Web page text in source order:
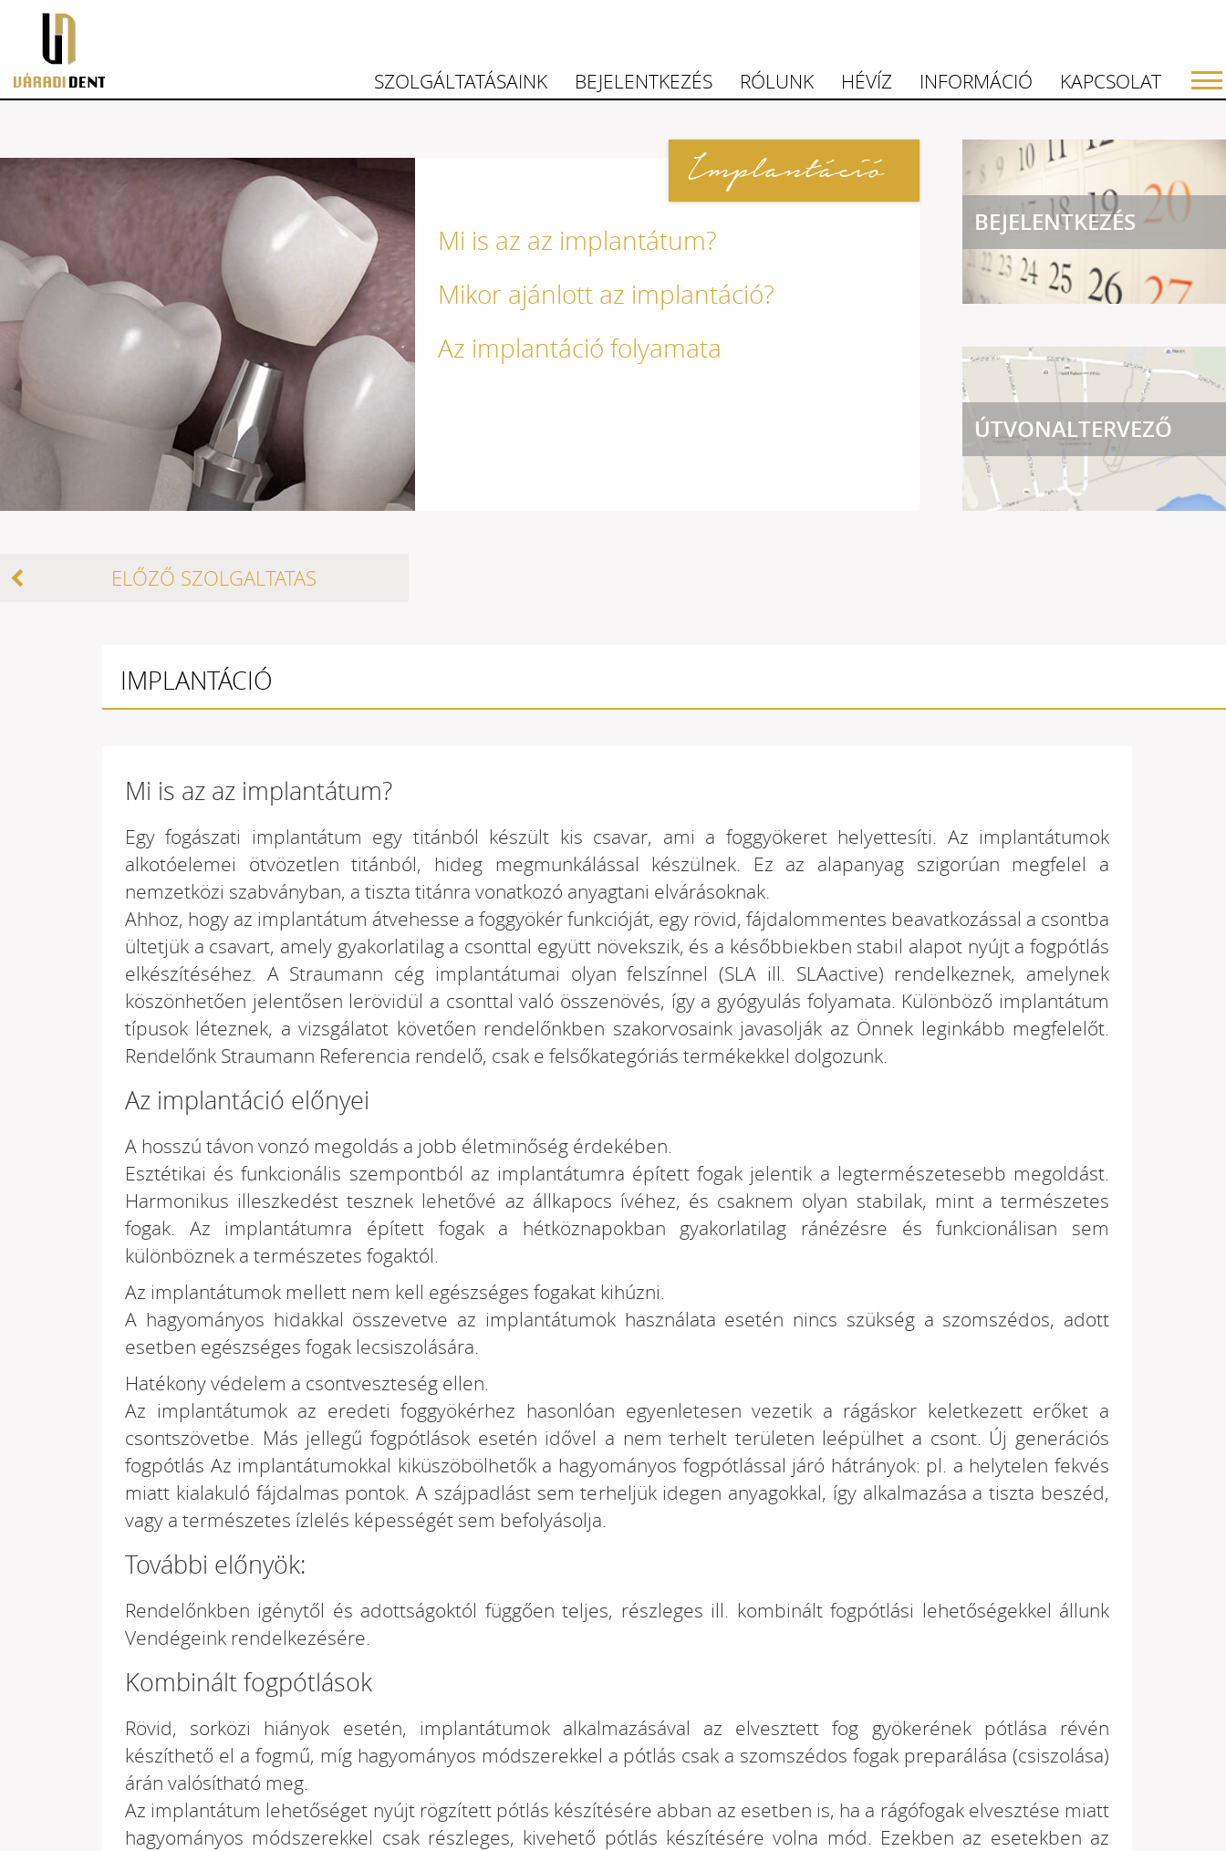
Váradident
SZOLGÁLTATÁSAINK BEJELENTKEZÉS RÓLUNK HÉVÍZ INFORMÁCIÓ KAPCSOLAT
Implantáció
Mi is az az implantátum?
Mikor ajánlott az implantáció?
Az implantáció folyamata
BEJELENTKEZÉS
ÚTVONALTERVEZŐ
ELŐZŐ SZOLGALTATAS
IMPLANTÁCIÓ
Mi is az az implantátum?
Egy fogászati implantátum egy titánból készült kis csavar, ami a foggyökeret helyettesíti. Az implantátumok
alkotóelemei ötvözetlen titánból, hideg megmunkálással készülnek. Ez az alapanyag szigorúan megfelel a
nemzetközi szabványban, a tiszta titánra vonatkozó anyagtani elvárásoknak.
Ahhoz, hogy az implantátum átvehesse a foggyökér funkcióját, egy rövid, fájdalommentes beavatkozással a csontba
ültetjük a csavart, amely gyakorlatilag a csonttal együtt növekszik, és a későbbiekben stabil alapot nyújt a fogpótlás
elkészítéséhez. A Straumann cég implantátumai olyan felszínnel (SLA ill. SLAactive) rendelkeznek, amelynek
köszönhetően jelentősen lerövidül a csonttal való összenövés, így a gyógyulás folyamata. Különböző implantátum
típusok léteznek, a vizsgálatot követően rendelőnkben szakorvosaink javasolják az Önnek leginkább megfelelőt.
Rendelőnk Straumann Referencia rendelő, csak e felsőkategóriás termékekkel dolgozunk.
Az implantáció előnyei
A hosszú távon vonzó megoldás a jobb életminőség érdekében.
Esztétikai és funkcionális szempontból az implantátumra épített fogak jelentik a legtermészetesebb megoldást.
Harmonikus illeszkedést tesznek lehetővé az állkapocs ívéhez, és csaknem olyan stabilak, mint a természetes
fogak. Az implantátumra épített fogak a hétköznapokban gyakorlatilag ránézésre és funkcionálisan sem
különböznek a természetes fogaktól.
Az implantátumok mellett nem kell egészséges fogakat kihúzni.
A hagyományos hidakkal összevetve az implantátumok használata esetén nincs szükség a szomszédos, adott
esetben egészséges fogak lecsiszolására.
Hatékony védelem a csontveszteség ellen.
Az implantátumok az eredeti foggyökérhez hasonlóan egyenletesen vezetik a rágáskor keletkezett erőket a
csontszövetbe. Más jellegű fogpótlások esetén idővel a nem terhelt területen leépülhet a csont. Új generációs
fogpótlás Az implantátumokkal kiküszöbölhetők a hagyományos fogpótlással járó hátrányok: pl. a helytelen fekvés
miatt kialakuló fájdalmas pontok. A szájpadlást sem terheljük idegen anyagokkal, így alkalmazása a tiszta beszéd,
vagy a természetes ízlelés képességét sem befolyásolja.
További előnyök:
Rendelőnkben igénytől és adottságoktól függően teljes, részleges ill. kombinált fogpótlási lehetőségekkel állunk
Vendégeink rendelkezésére.
Kombinált fogpótlások
Rövid, sorközi hiányok esetén, implantátumok alkalmazásával az elvesztett fog gyökerének pótlása révén
készíthető el a fogmű, míg hagyományos módszerekkel a pótlás csak a szomszédos fogak preparálása (csiszolása)
árán valósítható meg.
Az implantátum lehetőséget nyújt rögzített pótlás készítésére abban az esetben is, ha a rágófogak elvesztése miatt
hagyományos módszerekkel csak részleges, kivehető pótlás készítésére volna mód. Ezekben az esetekben az